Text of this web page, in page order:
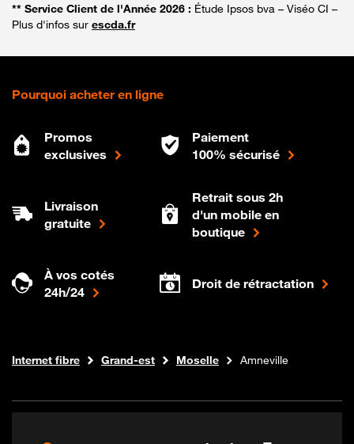
** Service Client de l'Année 2026 : Étude Ipsos bva – Viséo CI –
Plus d'infos sur escda.fr
Pourquoi acheter en ligne
Promos
exclusives
Paiement
100% sécurisé
Livraison
gratuite
Retrait sous 2h
d'un mobile en
boutique
À vos cotés
24h/24
Droit de rétractation
Boutique Orange
Internet fibre Grand-est Moselle Amneville